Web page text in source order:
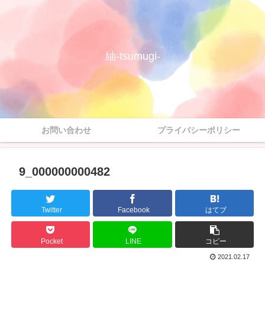
紬-tsumugi-
お問い合わせ プライバシーポリシー
9_000000000482
Twitter Facebook はてブ
Pocket LINE コピー
2021.02.17